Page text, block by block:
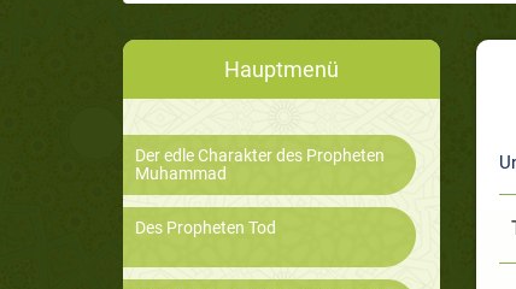
Hauptmenü
Der edle Charakter des Propheten
Muhammad
Des Propheten Tod